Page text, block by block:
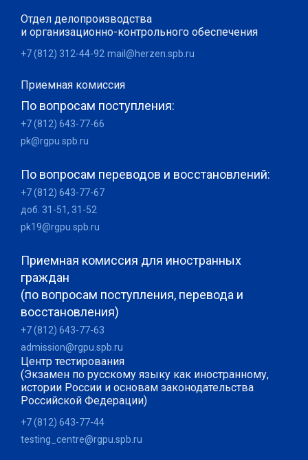
Отдел делопроизводства
и организационно-контрольного обеспечения
+7 (812) 312-44-92 mail@herzen.spb.ru
Приемная комиссия
По вопросам поступления:
+7 (812) 643-77-66
pk@rgpu.spb.ru
По вопросам переводов и восстановлений:
+7 (812) 643-77-67
доб. 31-51, 31-52
pk19@rgpu.spb.ru
Приемная комиссия для иностранных
граждан
(по вопросам поступления, перевода и
восстановления)
+7 (812) 643-77-63
admission@rgpu.spb.ru
Центр тестирования
(Экзамен по русскому языку как иностранному,
истории России и основам законодательства
Российской Федерации)
+7 (812) 643-77-44
testing_centre@rgpu.spb.ru